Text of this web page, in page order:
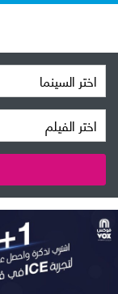
اختر السينما
اختر الفيلم